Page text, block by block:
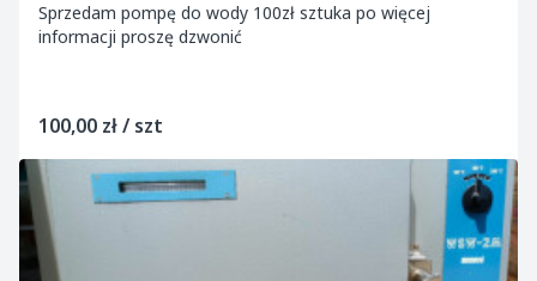
Sprzedam pompę do wody 100zł sztuka po więcej
informacji proszę dzwonić
100,00 zł / szt